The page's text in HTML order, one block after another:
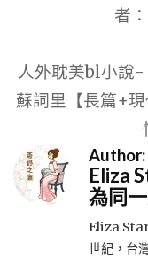
者
人外耽美bl小說-
蘇詞里【長篇+
Author:
Eliza
為同
Eliza
世紀，台